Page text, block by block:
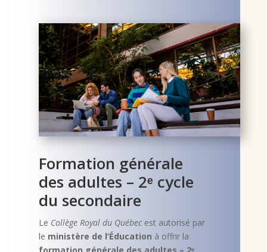
Formation générale
des adultes – 2ᵉ cycle
du secondaire
Le Collège Royal du Québecest autorisé par
le ministère de l’Éducation à offrir la